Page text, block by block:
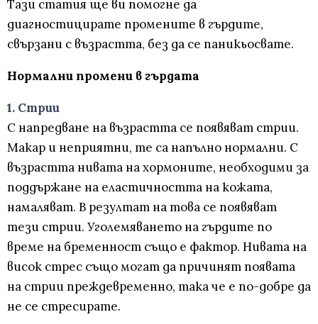
Тази статия ще ви помогне да
диагностицирате промените в гърдите,
свързани с възрастта, без да се паникьосвате.
Нормални промени в гърдата
1. Стрии
С напредване на възрастта се появяват стрии.
Макар и неприятни, те са напълно нормални. С
възрастта нивата на хормоните, необходими за
поддържане на еластичността на кожата,
намаляват. В резултат на това се появяват
тези стрии. Уголемяването на гърдите по
време на бременност също е фактор. Нивата на
висок стрес също могат да причинят появата
на стрии преждевременно, така че е по-добре да
не се стресирате.